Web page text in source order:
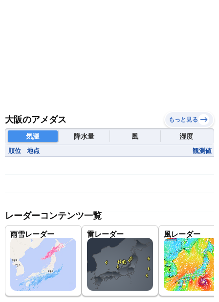
大阪のアメダス もっと見る
気温 降水量 風 湿度
順位 地点 観測値
レーダーコンテンツ一覧
雨雪レーダー 雷レーダー 風レーダー